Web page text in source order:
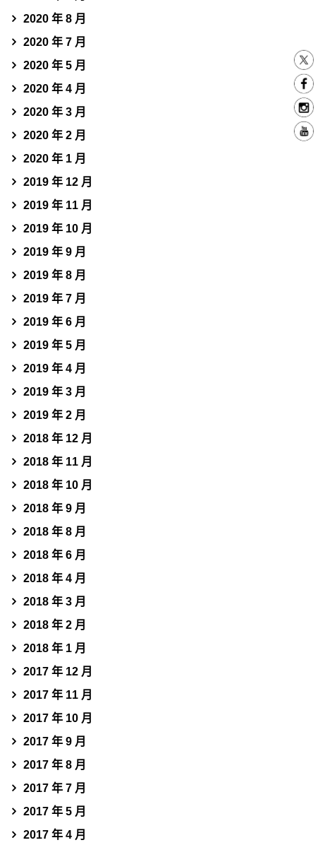
2020 年 8 月
2020 年 7 月
2020 年 5 月
2020 年 4 月
2020 年 3 月
2020 年 2 月
2020 年 1 月
2019 年 12 月
2019 年 11 月
2019 年 10 月
2019 年 9 月
2019 年 8 月
2019 年 7 月
2019 年 6 月
2019 年 5 月
2019 年 4 月
2019 年 3 月
2019 年 2 月
2018 年 12 月
2018 年 11 月
2018 年 10 月
2018 年 9 月
2018 年 8 月
2018 年 6 月
2018 年 4 月
2018 年 3 月
2018 年 2 月
2018 年 1 月
2017 年 12 月
2017 年 11 月
2017 年 10 月
2017 年 9 月
2017 年 8 月
2017 年 7 月
2017 年 5 月
2017 年 4 月